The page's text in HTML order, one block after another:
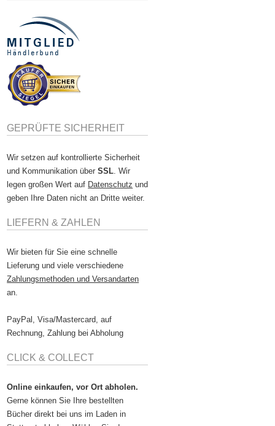
GEPRÜFTE SICHERHEIT
Wir setzen auf kontrollierte Sicherheit
und Kommunikation überSSL. Wir
legen großen Wert auf Datenschutz und
geben Ihre Daten nicht an Dritte weiter.
LIEFERN & ZAHLEN
Wir bieten für Sie eine schnelle
Lieferung und viele verschiedene
Zahlungsmethoden und Versandarten
an.
PayPal, Visa/Mastercard, auf
Rechnung, Zahlung bei Abholung
CLICK & COLLECT
Online einkaufen, vor Ort abholen.
Gerne können Sie Ihre bestellten
Bücher direkt bei uns im Laden in